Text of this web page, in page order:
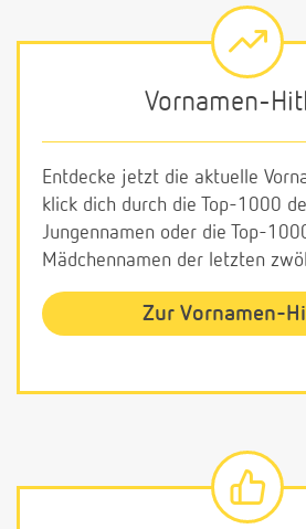
Vornamen-
Entdecke jetzt die aktuelle
klick dich durch die Top-1000
Jungennamen oder die Top-
Mädchennamen der letzten
Zur Vornamen-